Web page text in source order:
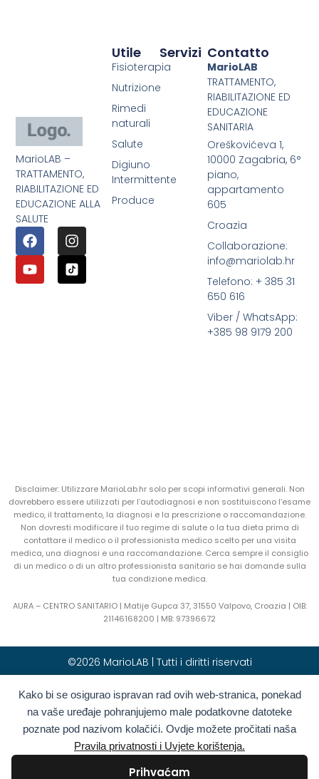
Kako bi se osigurao ispravan rad ovih web-stranica, ponekad
na vaše uređaje pohranjujemo male podatkovne datoteke
poznate pod nazivom kolačići. Ovdje možete pročitati naša
Pravila privatnosti i Uvjete korištenja.
Prihvaćam
MarioLAB –
TRATTAMENTO,
RIABILITAZIONE ED
EDUCAZIONE ALLA
SALUTE
Servizi
Utile
Fisioterapia
Nutrizione
Rimedi
naturali
Salute
Digiuno
Intermittente
Produce
Contatto
MarioLAB
TRATTAMENTO,
RIABILITAZIONE ED
EDUCAZIONE
SANITARIA
Oreškovićeva 1,
10000 Zagabria, 6°
piano,
appartamento
605
Croazia
Collaborazione:
info@mariolab.hr
Telefono: + 385 31
650 616
Viber / WhatsApp:
+385 98 9179 200
Disclaimer: Utilizzare MarioLab.hr solo per scopi informativi generali. Non
dovrebbero essere utilizzati per l’autodiagnosi e non sostituiscono l’esame
medico, il trattamento, la diagnosi e la prescrizione o raccomandazione.
Non dovresti modificare il tuo regime di salute o la tua dieta prima di
contattare il medico o il professionista medico scelto per una visita
medica, una diagnosi e una raccomandazione. Cerca sempre il consiglio
di un medico o di un altro professionista sanitario se hai domande sulla
tua condizione medica.
AURA – CENTRO SANITARIO | Matije Gupca 37, 31550 Valpovo, Croazia | OIB:
21146168200 | MB: 97396672
©2026 MarioLAB | Tutti i diritti riservati
Hrvatski(Croato) English(Inglese)
Deutsch(Tedesco) Polski(Polacco)
Română(Rumeno )
Italiano
Български(Bulgaro) Français(Francese)